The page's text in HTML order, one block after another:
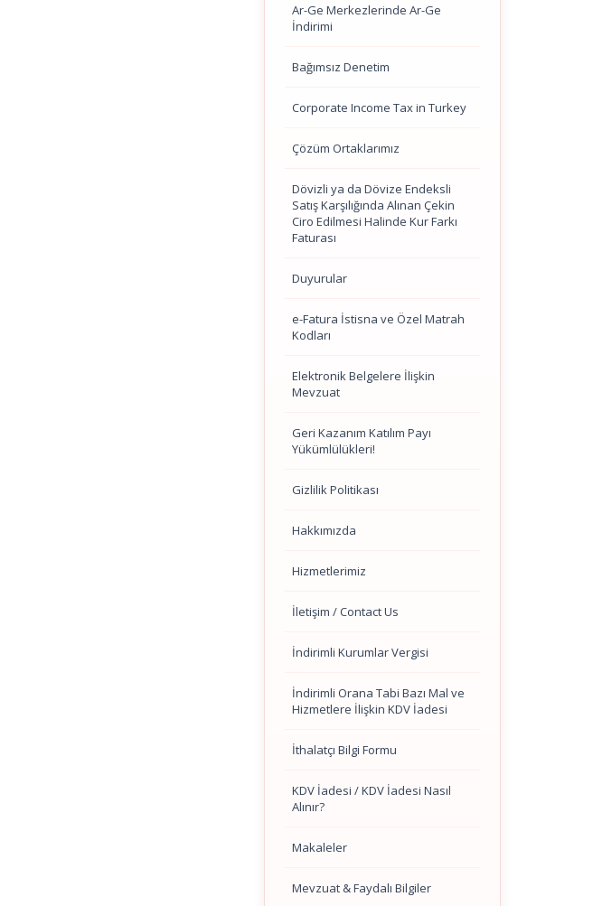
Ar-Ge Merkezlerinde Ar-Ge
İndirimi
Bağımsız Denetim
Corporate Income Tax in Turkey
Çözüm Ortaklarımız
Dövizli ya da Dövize Endeksli
Satış Karşılığında Alınan Çekin
Ciro Edilmesi Halinde Kur Farkı
Faturası
Duyurular
e-Fatura İstisna ve Özel Matrah
Kodları
Elektronik Belgelere İlişkin
Mevzuat
Geri Kazanım Katılım Payı
Yükümlülükleri!
Gizlilik Politikası
Hakkımızda
Hizmetlerimiz
İletişim / Contact Us
İndirimli Kurumlar Vergisi
İndirimli Orana Tabi Bazı Mal ve
Hizmetlere İlişkin KDV İadesi
İthalatçı Bilgi Formu
KDV İadesi / KDV İadesi Nasıl
Alınır?
Makaleler
Mevzuat & Faydalı Bilgiler